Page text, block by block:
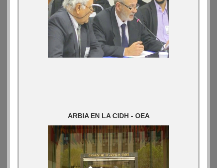
ARBIA EN LA CIDH - OEA